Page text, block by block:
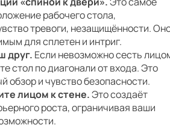
рабочего стола,
тревоги, незащищённости.
для сплетен и интриг.
друг. Если невозможно сесть
стол по диагонали от входа. Это
обзор и чувство безопасности.
лицом к стене.Это создаёт
роста, ограничивая ваши